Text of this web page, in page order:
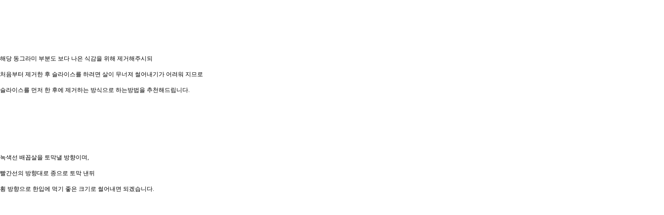
해당 동그라미 부분도 보다 나은 식감을 위해 제거해주시되
처음부터 제거한 후 슬라이스를 하려면 살이 무너져 썰어내기가 어려워 지므로
슬라이스를 먼저 한 후에 제거하는 방식으로 하는방법을 추천해드립니다.
녹색선 배꼽살을 토막낼 방향이며,
빨간선의 방향대로 종으로 토막 낸뒤
횡 방향으로 한입에 먹기 좋은 크기로 썰어내면 되겠습니다.